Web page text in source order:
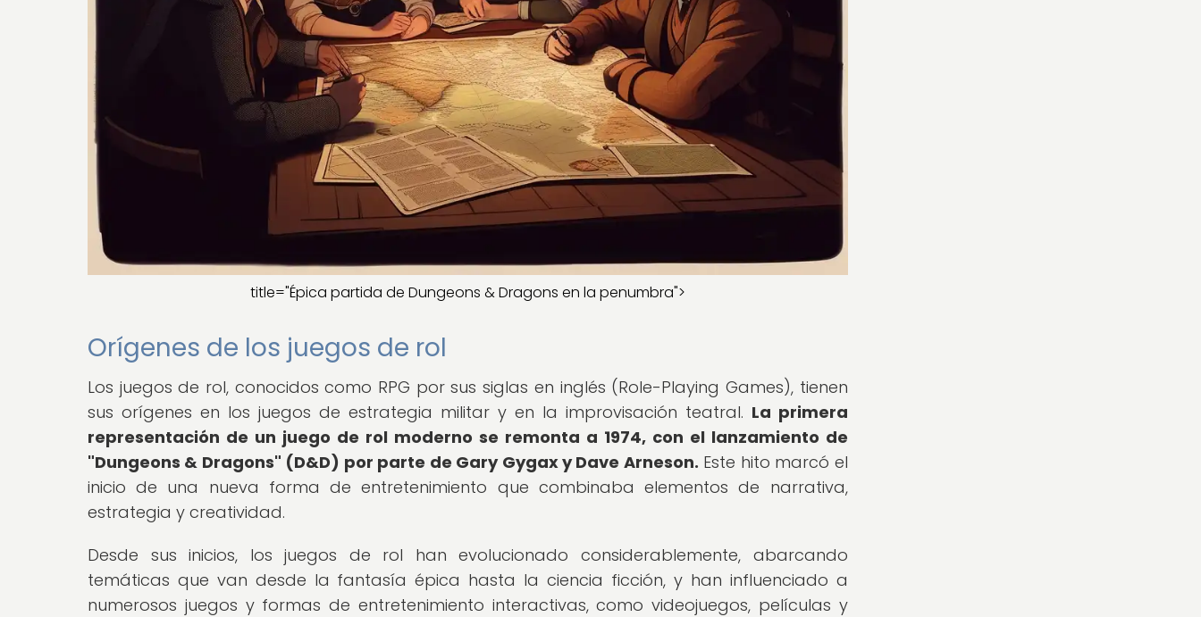
title="Épica partida de Dungeons & Dragons en la penumbra">
Orígenes de los juegos de rol
Los juegos de rol, conocidos como RPG por sus siglas en inglés (Role-Playing Games), tienen
sus orígenes en los juegos de estrategia militar y en la improvisación teatral. La primera
representación de un juego de rol moderno se remonta a 1974, con el lanzamiento de
"Dungeons & Dragons" (D&D) por parte de Gary Gygax y Dave Arneson. Este hito marcó el
inicio de una nueva forma de entretenimiento que combinaba elementos de narrativa,
estrategia y creatividad.
Desde sus inicios, los juegos de rol han evolucionado considerablemente, abarcando
temáticas que van desde la fantasía épica hasta la ciencia ficción, y han influenciado a
numerosos juegos y formas de entretenimiento interactivas, como videojuegos, películas y